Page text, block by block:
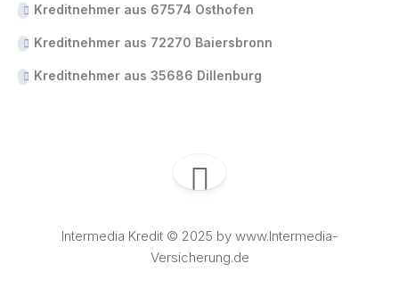
Kreditnehmer aus 67574 Osthofen
Kreditnehmer aus 72270 Baiersbronn
Kreditnehmer aus 35686 Dillenburg
Intermedia Kredit © 2025 by www.Intermedia-
Versicherung.de